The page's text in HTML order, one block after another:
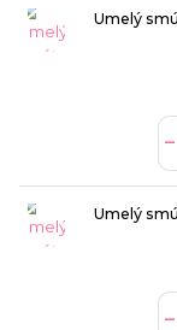
Umelý
Umelý